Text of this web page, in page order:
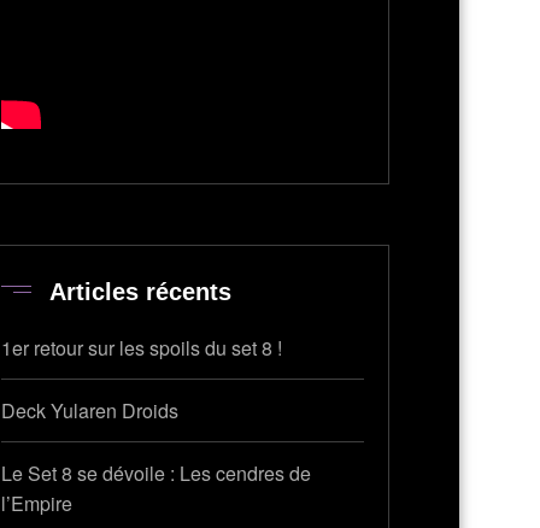
Articles récents
1er retour sur les spoils du set 8 !
Deck Yularen Droids
Le Set 8 se dévoile : Les cendres de
l’Empire